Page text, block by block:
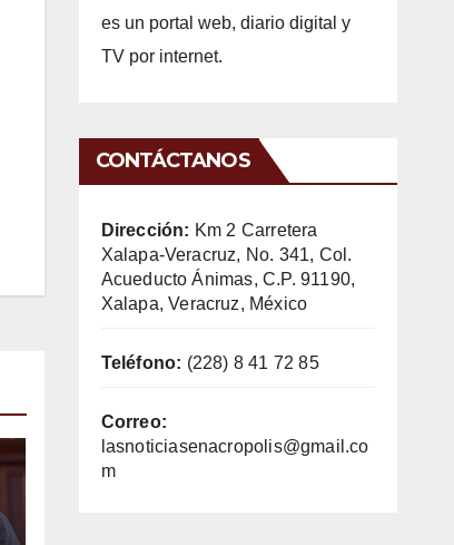
es un portal web, diario digital y
TV por internet.
CONTÁCTANOS
Dirección: Km 2 Carretera
Xalapa-Veracruz, No. 341, Col.
Acueducto Ánimas, C.P. 91190,
Xalapa, Veracruz, México
Teléfono: (228) 8 41 72 85
Correo:
lasnoticiasenacropolis@gmail.co
m